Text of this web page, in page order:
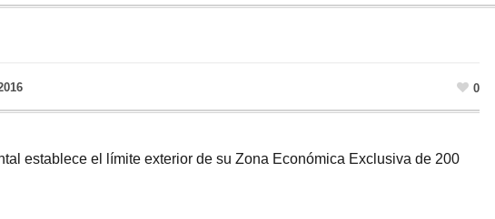
0
establece el límite exterior de su Zona Económica Exclusiva de 200